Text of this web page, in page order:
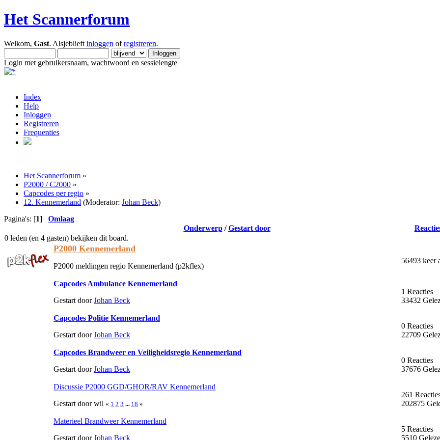
Het Scannerforum
Welkom, Gast. Alsjeblieft inloggen ofregistreren.
Login met gebruikersnaam, wachtwoord en sessielengte
Index
Help
Inloggen
Registreren
Frequenties
Het Scannerforum »
P2000 / C2000 »
Capcodes per regio »
12. Kennemerland (Moderator: Johan Beck)
Pagina's: [1] Omlaag
Onderwerp/Gestart door
0 leden (en 4 gasten) bekijken dit board.
P2000 Kennemerland
P2000 meldingen regio Kennemerland (p2kflex)
56493 keer
Capcodes Ambulance Kennemerland
Gestart doorJohan Beck
1 Reacties
33432
Capcodes Politie Kennemerland
Gestart doorJohan Beck
0 Reacties
22709
Capcodes Brandweer en Veiligheidsregio Kennemerland
Gestart doorJohan Beck
0 Reacties
37676
Discussie P2000 GGD/GHOR/RAV Kennemerland
Gestart door wil « 1 2 3 ... 18 »
261
202875
Materieel Brandweer Kennemerland
Gestart doorJohan Beck
5 Reacties
5510